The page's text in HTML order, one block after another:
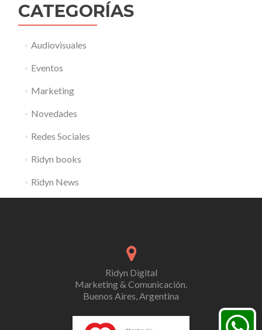
CATEGORÍAS
Audiovisuales
Eventos
Marketing
Novedades
Redes Sociales
Ridyn books
Ridyn News
Ridyn Digital
Marketing & Comunicación.
Buenos Aires, Argentina